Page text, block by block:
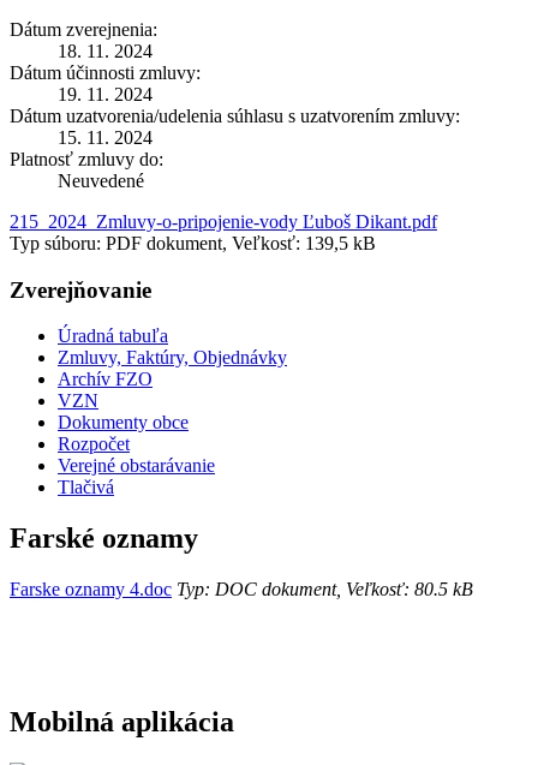
Dátum zverejnenia:
18. 11. 2024
Dátum účinnosti zmluvy:
19. 11. 2024
Dátum uzatvorenia/udelenia súhlasu s uzatvorením zmluvy:
15. 11. 2024
Platnosť zmluvy do:
Neuvedené
215_2024_Zmluvy-o-pripojenie-vody Ľuboš Dikant.pdf
Typ súboru: PDF dokument, Veľkosť: 139,5 kB
Zverejňovanie
Úradná tabuľa
Zmluvy, Faktúry, Objednávky
Archív FZO
VZN
Dokumenty obce
Rozpočet
Verejné obstarávanie
Tlačivá
Farské oznamy
Farske oznamy 4.doc Typ: DOC dokument, Veľkosť: 80.5 kB
Mobilná aplikácia